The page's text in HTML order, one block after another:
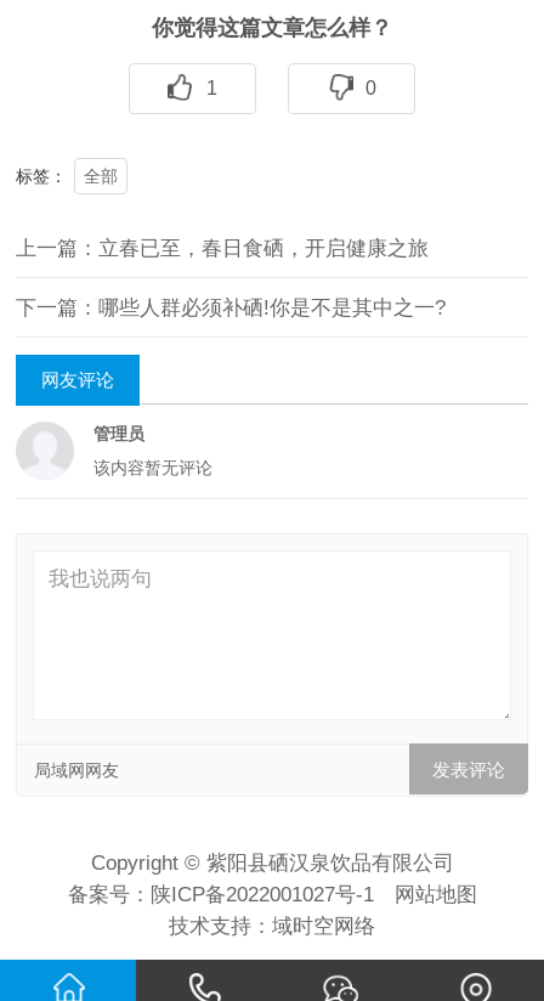
你觉得这篇文章怎么样？
1 0
标签： 全部
上一篇：立春已至，春日食硒，开启健康之旅
下一篇：哪些人群必须补硒!你是不是其中之一?
网友评论
管理员
该内容暂无评论
局域网网友
Copyright © 紫阳县硒汉泉饮品有限公司
备案号： 陕ICP备2022001027号-1
网站地图
技术支持： 域时空网络